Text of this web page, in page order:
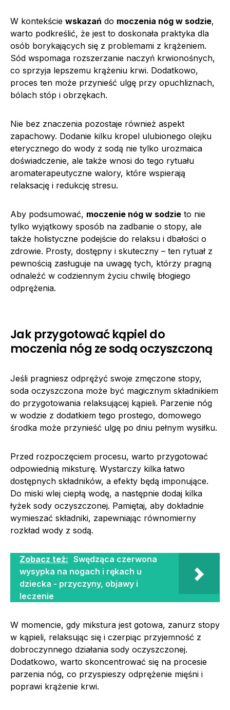
W kontekście wskazań do moczenia nóg w sodzie,
warto podkreślić, że jest to doskonała praktyka dla
osób borykających się z problemami z krążeniem.
Sód wspomaga rozszerzanie naczyń krwionośnych,
co sprzyja lepszemu krążeniu krwi. Dodatkowo,
proces ten może przynieść ulgę przy opuchliznach,
bólach stóp i obrzękach.
Nie bez znaczenia pozostaje również aspekt
zapachowy. Dodanie kilku kropel ulubionego olejku
eterycznego do wody z sodą nie tylko urozmaica
doświadczenie, ale także wnosi do tego rytuału
aromaterapeutyczne walory, które wspierają
relaksację i redukcję stresu.
Aby podsumować, moczenie nóg w sodzie to nie
tylko wyjątkowy sposób na zadbanie o stopy, ale
także holistyczne podejście do relaksu i dbałości o
zdrowie. Prosty, dostępny i skuteczny – ten rytuał z
pewnością zasługuje na uwagę tych, którzy pragną
odnaleźć w codziennym życiu chwilę błogiego
odprężenia.
Jak przygotować kąpiel do
moczenia nóg ze sodą oczyszczoną
Jeśli pragniesz odprężyć swoje zmęczone stopy,
soda oczyszczona może być magicznym składnikiem
do przygotowania relaksującej kąpieli. Parzenie nóg
w wodzie z dodatkiem tego prostego, domowego
środka może przynieść ulgę po dniu pełnym wysiłku.
Przed rozpoczęciem procesu, warto przygotować
odpowiednią miksturę. Wystarczy kilka łatwo
dostępnych składników, a efekty będą imponujące.
Do miski wlej ciepłą wodę, a następnie dodaj kilka
łyżek sody oczyszczonej. Pamiętaj, aby dokładnie
wymieszać składniki, zapewniając równomierny
rozkład wody z sodą.
Zobacz też: Swędząca czerwona
wysypka na nogach i rękach u
dziecka - przyczyny, objawy i
leczenie
W momencie, gdy mikstura jest gotowa, zanurz stopy
w kąpieli, relaksując się i czerpiąc przyjemność z
dobroczynnego działania sody oczyszczonej.
Dodatkowo, warto skoncentrować się na procesie
parzenia nóg, co przyspieszy odprężenie mięśni i
poprawi krążenie krwi.